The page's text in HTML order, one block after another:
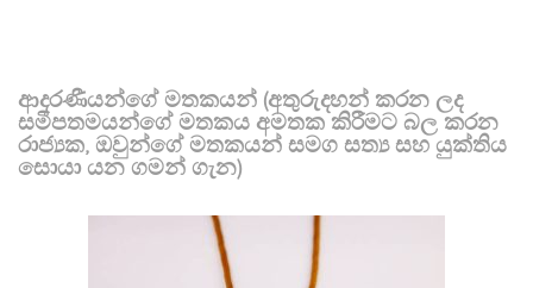
ආදරණීයන්ගේ මතකයන් (අතුරුදහන් කරන ලද
සමීපතමයන්ගේ මතකය අමතක කිරීමට බල කරන
රාජ්‍යක, ඔවුන්ගේ මතකයන් සමග සත්‍ය සහ යුක්තිය
සොයා යන ගමන් ගැන)